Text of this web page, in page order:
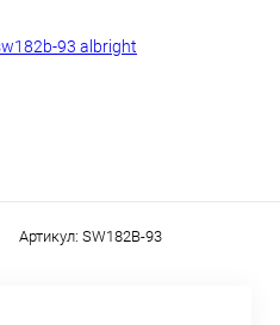
Артикул: SW182B-93